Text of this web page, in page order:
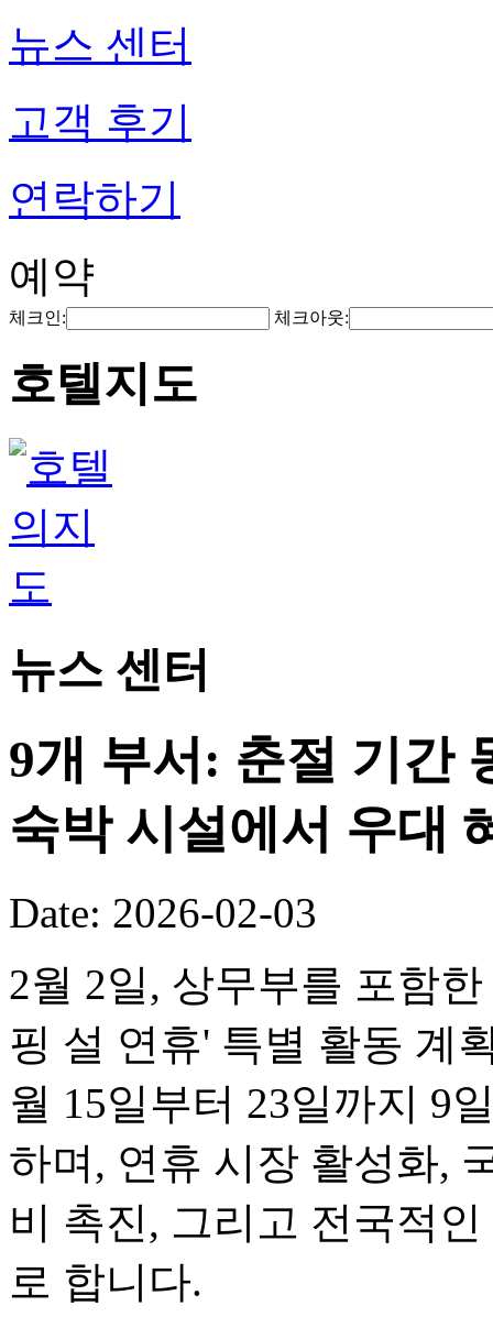
뉴스 센터
고객 후기
연락하기
예약
체크인: 체크아웃:
호텔지도
뉴스 센터
9개 부서: 춘절 기간
숙박 시설에서 우대
Date: 2026-02-03
2월 2일, 상무부를 포함
핑 설 연휴' 특별 활동 계
월 15일부터 23일까지 9
하며, 연휴 시장 활성화,
비 촉진, 그리고 전국적
로 합니다.